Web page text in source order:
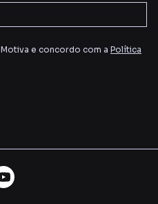
e concordo com a Política